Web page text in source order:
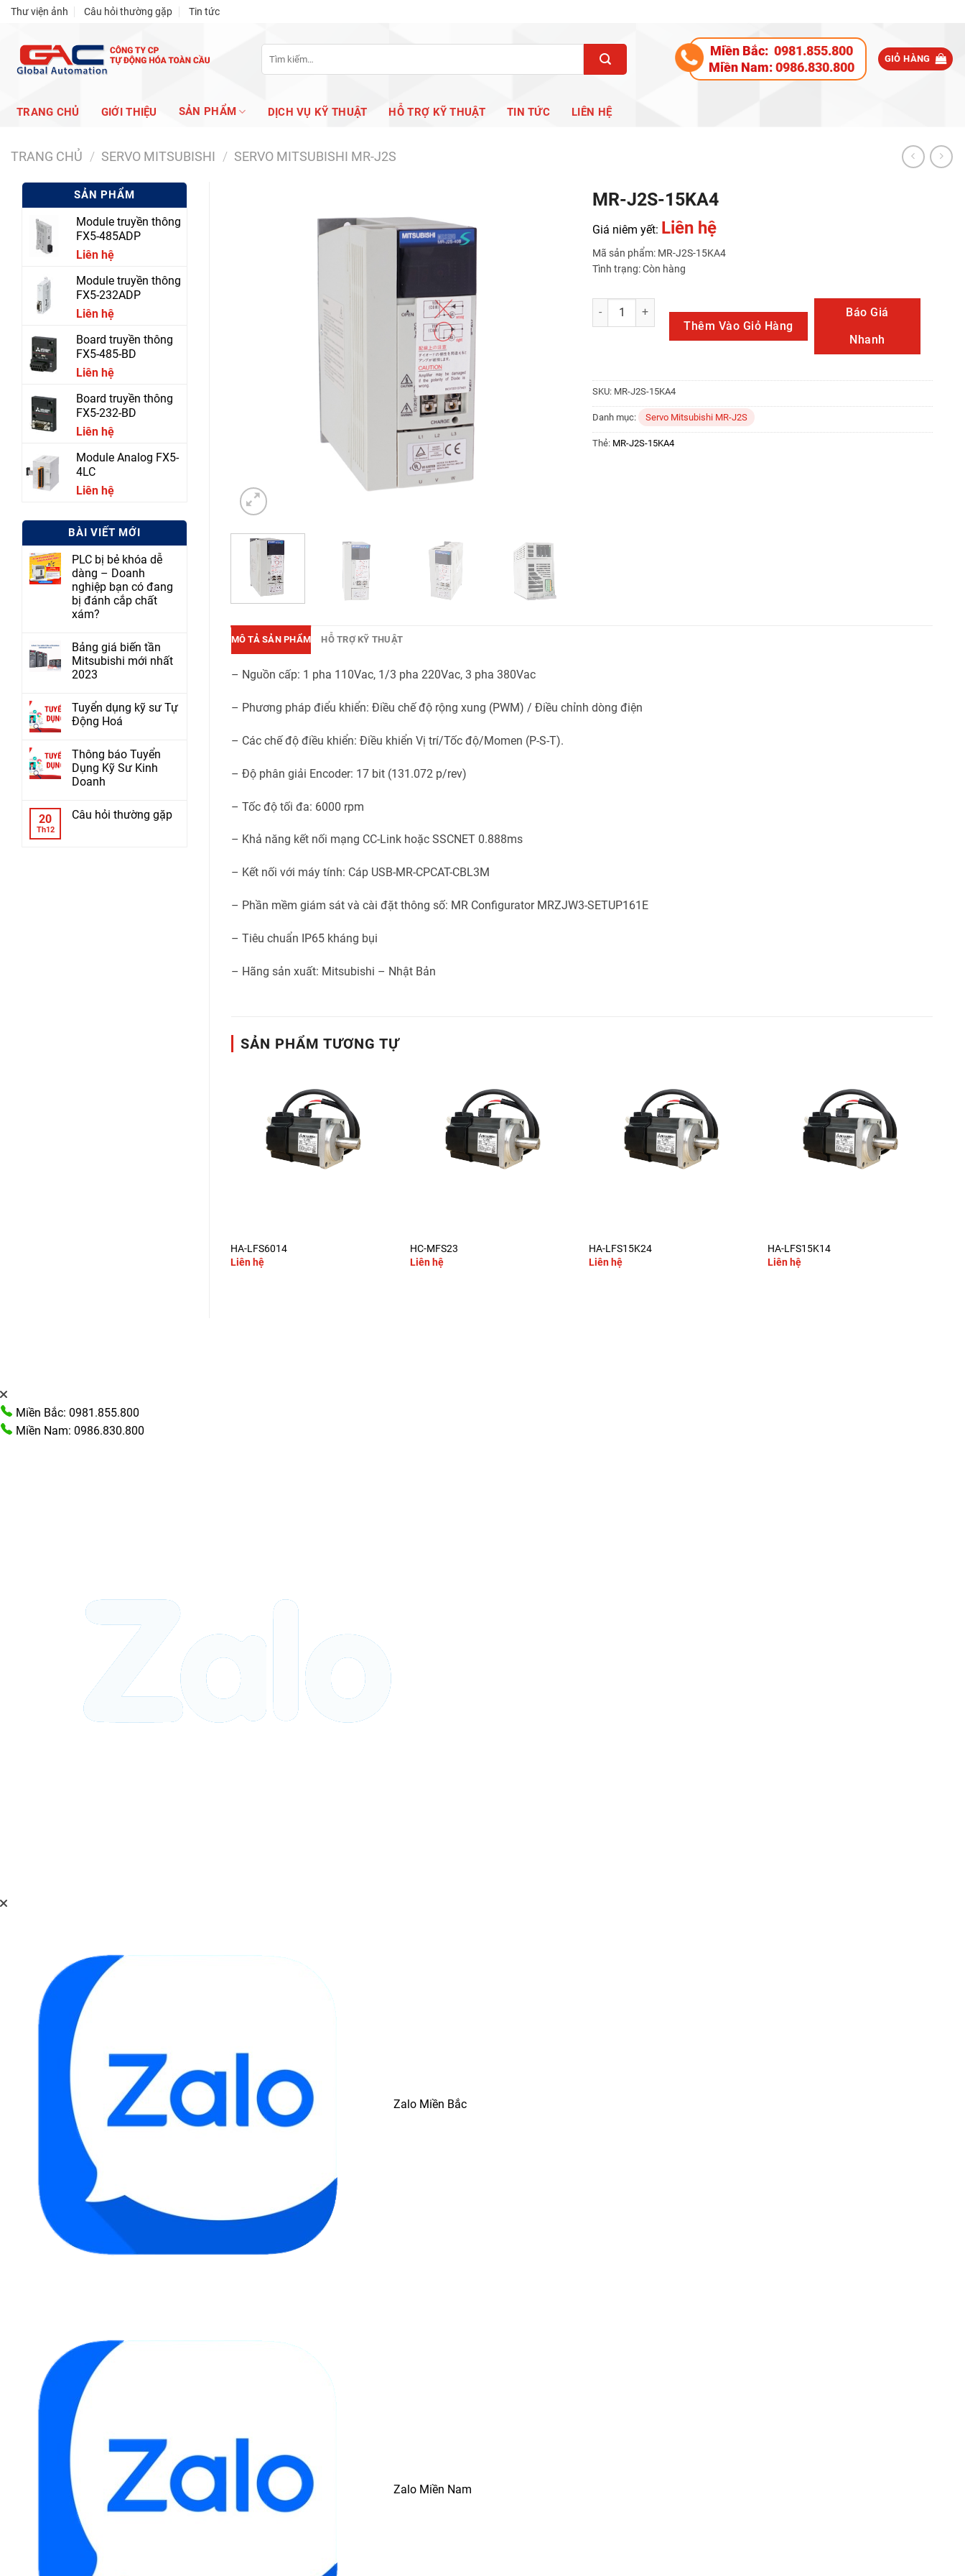
Skip
content
Thư viện ảnh Câu hỏi thường gặp Tin tức
Tìm
kiếm:
Miền Bắc: 0981.855.800
Miền Nam:0986.830.800
GIỎ HÀNG
TRANG CHỦ GIỚI THIỆU SẢN PHẨM DỊCH VỤ KỸ THUẬT HỖ TRỢ KỸ THUẬT TIN TỨC LIÊN HỆ
TRANG CHỦ / SERVO MITSUBISHI / SERVO MITSUBISHI MR-J2S
SẢN PHẨM
Module truyền thông
FX5-485ADP
Liên hệ
Module truyền thông
FX5-232ADP
Liên hệ
Board truyền thông
FX5-485-BD
Liên hệ
Board truyền thông
FX5-232-BD
Liên hệ
Module Analog FX5-
4LC
Liên hệ
BÀI VIẾT MỚI
PLC bị bẻ khóa dễ
dàng – Doanh
nghiệp bạn có đang
bị đánh cắp chất
xám?
Bảng giá biến tần
Mitsubishi mới nhất
2023
Tuyển dụng kỹ sư Tự
Động Hoá
Thông báo Tuyển
Dụng Kỹ Sư Kinh
Doanh
20
Th12
Câu hỏi thường gặp
MR-J2S-15KA4
Giá niêm yết: Liên hệ
Mã sản phẩm: MR-J2S-15KA4
Tình trạng: Còn hàng
MR-J2S-15KA4 số lượng
Thêm Vào Giỏ Hàng
Báo Giá
Nhanh
SKU: MR-J2S-15KA4
Danh mục: Servo Mitsubishi MR-J2S
Thẻ: MR-J2S-15KA4
MÔ TẢ SẢN PHẨM HỖ TRỢ KỸ THUẬT
– Nguồn cấp: 1 pha 110Vac, 1/3 pha 220Vac, 3 pha 380Vac
– Phương pháp điểu khiển: Điều chế độ rộng xung (PWM) / Điều chỉnh dòng điện
– Các chế độ điều khiển: Điều khiển Vị trí/Tốc độ/Momen (P-S-T).
– Độ phân giải Encoder: 17 bit (131.072 p/rev)
– Tốc độ tối đa: 6000 rpm
– Khả năng kết nối mạng CC-Link hoặc SSCNET 0.888ms
– Kết nối với máy tính: Cáp USB-MR-CPCAT-CBL3M
– Phần mềm giám sát và cài đặt thông số: MR Configurator MRZJW3-SETUP161E
– Tiêu chuẩn IP65 kháng bụi
– Hãng sản xuất: Mitsubishi – Nhật Bản
SẢN PHẨM TƯƠNG TỰ
HA-LFS6014
Liên hệ
HC-MFS23
Liên hệ
HA-LFS15K24
Liên hệ
HA-LFS15K14
Liên hệ
Miền Bắc: 0981.855.800
Miền Nam: 0986.830.800
Zalo Miền Bắc
Zalo Miền Nam